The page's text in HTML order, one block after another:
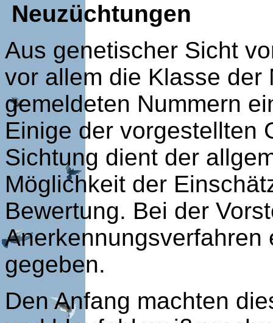
Neuzüchtungen
Aus genetischer Sicht
vor allem die Klasse der
gemeldeten Nummern
Einige der vorgestellten
Sichtung dient der
Möglichkeit der
Bewertung. Bei der
Anerkennungsverfahren
gegeben.
Den Anfang machten